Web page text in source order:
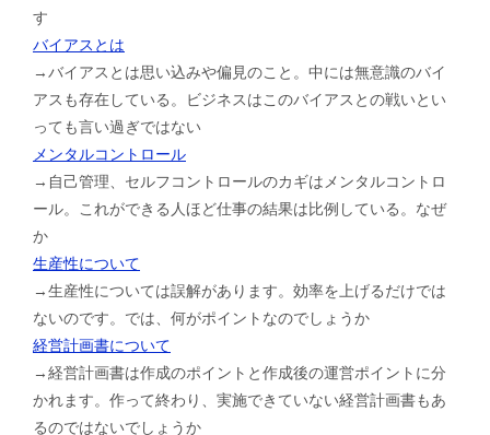
す
バイアスとは
→バイアスとは思い込みや偏見のこと。中には無意識のバイ
アスも存在している。ビジネスはこのバイアスとの戦いとい
っても言い過ぎではない
メンタルコントロール
→自己管理、セルフコントロールのカギはメンタルコントロ
ール。これができる人ほど仕事の結果は比例している。なぜ
か
生産性について
→生産性については誤解があります。効率を上げるだけでは
ないのです。では、何がポイントなのでしょうか
経営計画書について
→経営計画書は作成のポイントと作成後の運営ポイントに分
かれます。作って終わり、実施できていない経営計画書もあ
るのではないでしょうか